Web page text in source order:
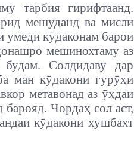
тарбия гирифтаанд.
мешуданд ва мисли
умеди кӯдаконам барои
мешинохтаму аз
Солдидаву дар
ман кӯдакони гурӯҳи
метавонад аз ӯҳдаи
Чордаҳ сол аст,
кӯдакони хушбахт